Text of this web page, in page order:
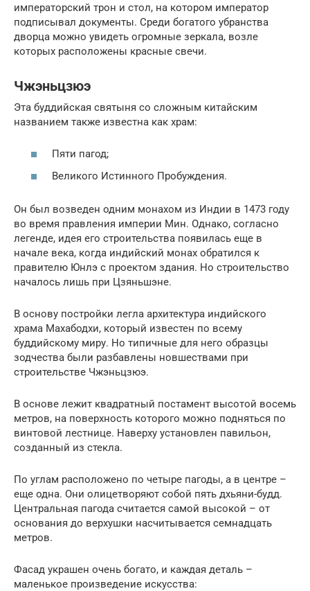
императорский трон и стол, на котором император
подписывал документы. Среди богатого убранства
дворца можно увидеть огромные зеркала, возле
которых расположены красные свечи.
Чжэньцзюэ
Эта буддийская святыня со сложным китайским
названием также известна как храм:
Пяти пагод;
Великого Истинного Пробуждения.
Он был возведен одним монахом из Индии в 1473 году
во время правления империи Мин. Однако, согласно
легенде, идея его строительства появилась еще в
начале века, когда индийский монах обратился к
правителю Юнлэ с проектом здания. Но строительство
началось лишь при Цзяньшэне.
В основу постройки легла архитектура индийского
храма Махабодхи, который известен по всему
буддийскому миру. Но типичные для него образцы
зодчества были разбавлены новшествами при
строительстве Чжэньцзюэ.
В основе лежит квадратный постамент высотой восемь
метров, на поверхность которого можно подняться по
винтовой лестнице. Наверху установлен павильон,
созданный из стекла.
По углам расположено по четыре пагоды, а в центре –
еще одна. Они олицетворяют собой пять дхьяни-будд.
Центральная пагода считается самой высокой – от
основания до верхушки насчитывается семнадцать
метров.
Фасад украшен очень богато, и каждая деталь –
маленькое произведение искусства: